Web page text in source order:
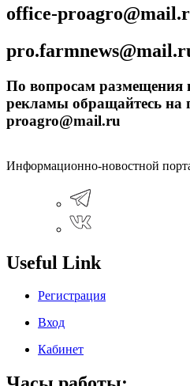
office-
По вопросам размещения
рекламы обращайтесь на
proagro@mail.ru
Информационно-новостной
Useful Link
Регистрация
Вход
Кабинет